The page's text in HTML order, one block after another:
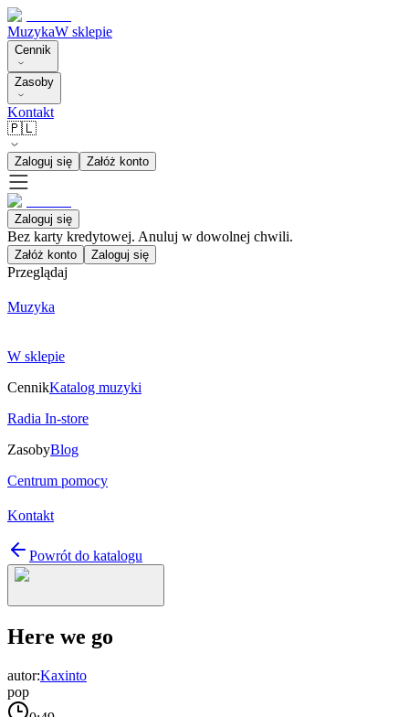
MuzykaW sklepie
Cennik
Zasoby
Kontakt
🇵🇱
Zaloguj się Załóż konto
Zaloguj się
Bez karty kredytowej. Anuluj w dowolnej chwili.
Załóż konto Zaloguj się
Przeglądaj
Muzyka
W sklepie
CennikKatalog muzyki
Radia In-store
ZasobyBlog
Centrum pomocy
Kontakt
Powrót do katalogu
Here we go
autor:Kaxinto
pop